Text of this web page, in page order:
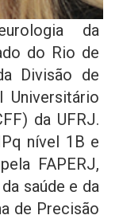
da
do Rio de
Divisão de
Universitário
da UFRJ.
nível 1B e
FAPERJ,
saúde e da
de Precisão